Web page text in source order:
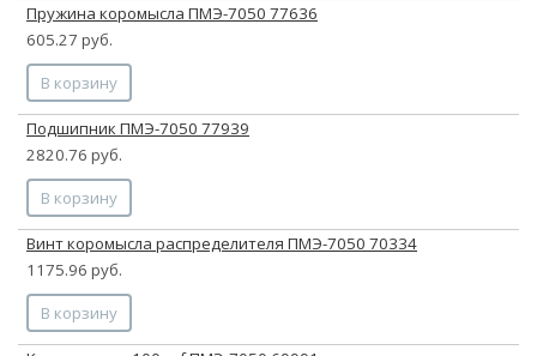
Пружина коромысла ПМЭ-7050 77636
605.27 руб.
В корзину
Подшипник ПМЭ-7050 77939
2820.76 руб.
В корзину
Винт коромысла распределителя ПМЭ-7050 70334
1175.96 руб.
В корзину